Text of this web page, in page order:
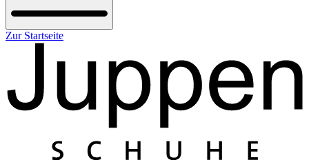
Zur Startseite